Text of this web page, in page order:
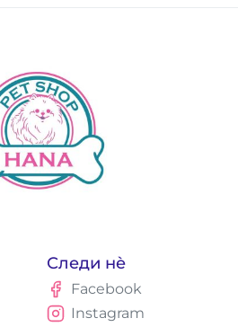
Следи нè
Facebook
Instagram